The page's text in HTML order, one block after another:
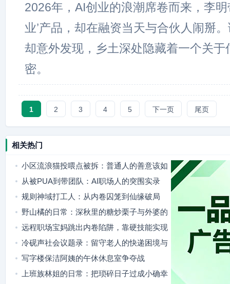
2026年，AI创业的浪潮席卷而来，李明
业’产品，却在融资当天与合伙人闹掰
却意外发现，乡土深处隐藏着一个关于
密。
1 2 3 4 5 下一页 尾页
相关热门
小区流浪猫投喂点被拆：普通人的善意该如
何安放
从被PUA到带团队：AI职场人的突围实录
规则神域打工人：从内卷囚笼到仙缘破局
野山橘的日常：深秋里的糖炒栗子与外婆的
竹篮
远程职场宝妈跳出内卷陷阱，靠硬技能实现
职场成长
冷砚声社会议题录：留守老人的快递困境与
破局之路
写字楼保洁阿姨的午休休息室争夺战
上班族林姐的日常：把琐碎日子过成小确幸